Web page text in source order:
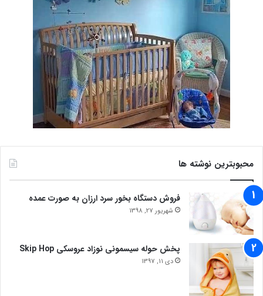
محبوبترین نوشته ها
فروش دستگاه بخور سرد ارزان به صورت عمده
شهریور 27, 1398
پخش حوله سیسمونی نوزاد عروسکی Skip Hop
دی 11, 1397